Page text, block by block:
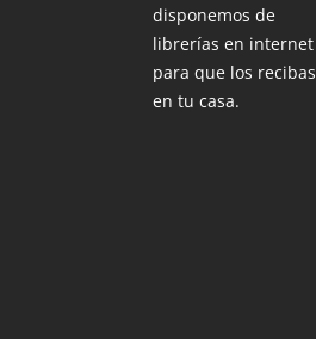
disponemos de
librerías en internet
para que los recibas
en tu casa.